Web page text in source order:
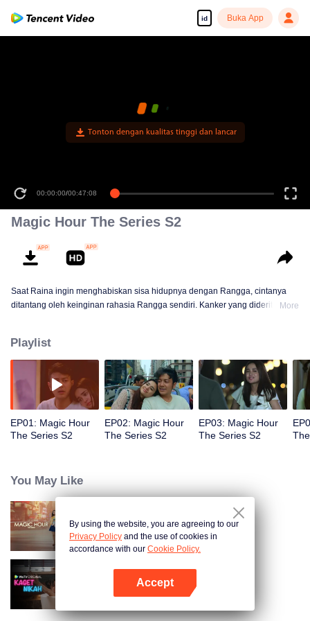
id Buka App
Tonton dengan kualitas tinggi dan lancar
00:00:00/00:47:08
Magic Hour The Series S2
Saat Raina ingin menghabiskan sisa hidupnya dengan Rangga, cintanya
ditantang oleh keinginan rahasia Rangga sendiri. Kanker yang dideritanya
akan terselesaikan? Akankah Raina akhirnya menemukan satu jam ajaib
lagi dalam hidupnya?
More
Playlist
EP01: Magic Hour
The Series S2
EP02: Magic Hour
The Series S2
EP03: Magic Hour
The Series S2
You May Like
Magic Hour The Series
Kaget Nikah
By using the website, you are agreeing to our
Privacy Policy and the use of cookies in
accordance with our Cookie Policy.
Accept